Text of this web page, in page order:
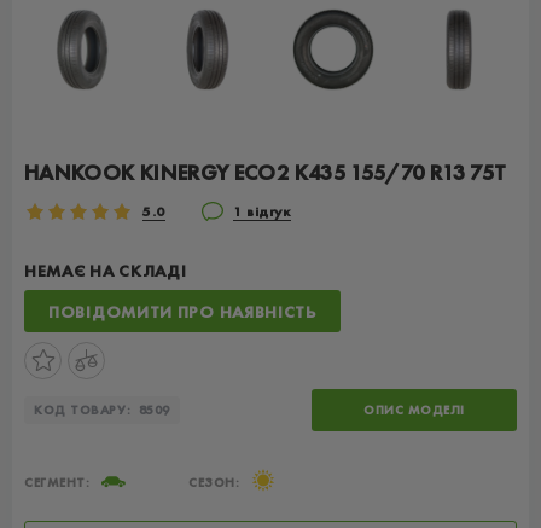
HANKOOK KINERGY ECO2 K435 155/70 R13 75T
5.0 1 відгук
НЕМАЄ НА СКЛАДІ
ПОВІДОМИТИ ПРО НАЯВНІСТЬ
КОД ТОВАРУ: 8509 ОПИС МОДЕЛІ
СЕГМЕНТ: СЕЗОН: